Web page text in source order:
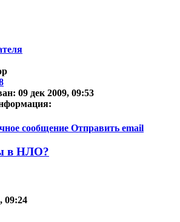
09 дек 2009, 09:53
сообщение Отправить email
в НЛО?
09:24